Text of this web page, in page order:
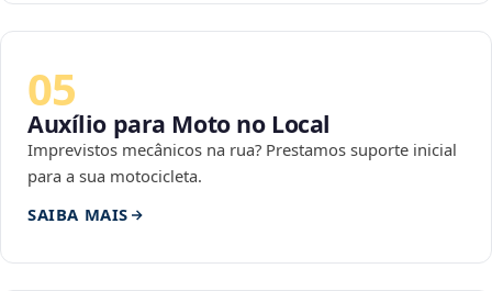
05
Auxílio para Moto no Local
Imprevistos mecânicos na rua? Prestamos suporte inicial
para a sua motocicleta.
SAIBA MAIS